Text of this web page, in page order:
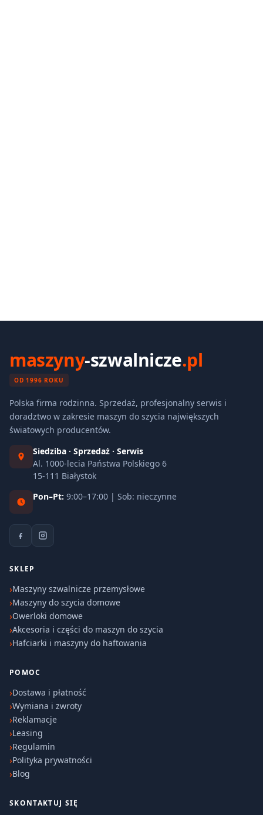
maszyny-szwalnicze.pl
OD 1996 ROKU
Polska firma rodzinna. Sprzedaż, profesjonalny serwis i
doradztwo w zakresie maszyn do szycia największych
światowych producentów.
Siedziba · Sprzedaż · Serwis
Al. 1000-lecia Państwa Polskiego 6
15-111 Białystok
Pon–Pt: 9:00–17:00 | Sob: nieczynne
SKLEP
Maszyny szwalnicze przemysłowe
Maszyny do szycia domowe
Owerloki domowe
Akcesoria i części do maszyn do szycia
Hafciarki i maszyny do haftowania
POMOC
Dostawa i płatność
Wymiana i zwroty
Reklamacje
Leasing
Regulamin
Polityka prywatności
Blog
SKONTAKTUJ SIĘ